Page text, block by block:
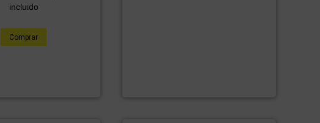
incluido
Comprar